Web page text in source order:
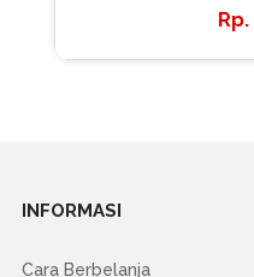
INFORMASI
Cara Berbelanja